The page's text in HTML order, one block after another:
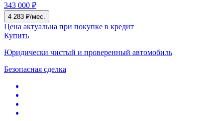
343 000 ₽
4 283 ₽/мес.
Цена актуальна при покупке в кредит
Купить
Юридически чистый и проверенный автомобиль
Безопасная сделка